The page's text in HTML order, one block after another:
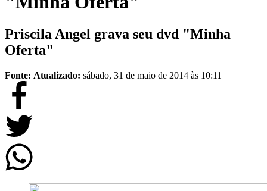
Priscila Angel grava seu dvd "Minha
Oferta"
Fonte: Atualizado: sábado, 31 de maio de 2014 às 10:11